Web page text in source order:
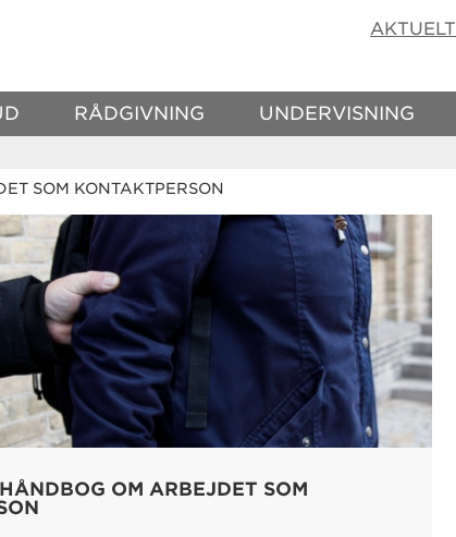
AKTUELT
RÅDGIVNING UNDERVISNING
SOM KONTAKTPERSON
OM ARBEJDET SOM